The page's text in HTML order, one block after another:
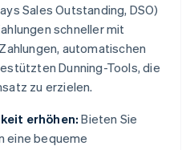
Sales Outstanding, DSO)
schneller mit
automatischen
Dunning-Tools, die
zu erzielen.
erhöhen: Bieten Sie
eine bequeme